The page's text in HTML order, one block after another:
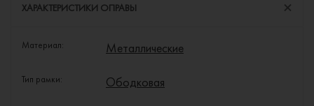
ХАРАКТЕРИСТИКИ ОПРАВЫ
Материал: Металлические
Тип рамки: Ободковая